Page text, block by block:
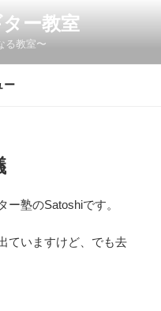
ー教室
る教室〜
ー
塾のSatoshiです。
ていますけど、でも去